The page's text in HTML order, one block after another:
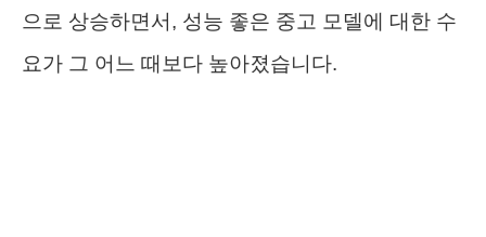
으로 상승하면서, 성능 좋은 중고 모델에 대한 수
요가 그 어느 때보다 높아졌습니다.